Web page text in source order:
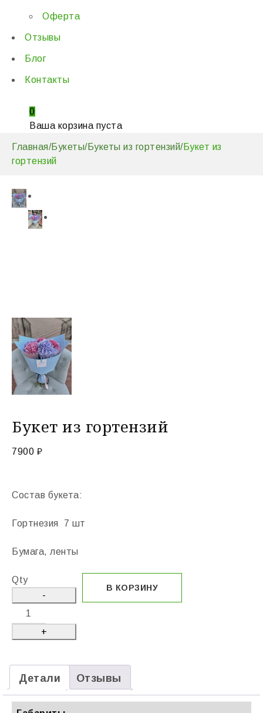
Оферта
Отзывы
Блог
Контакты
0
Ваша корзина пуста
Главная/Букеты/Букеты из гортензий/Букет из
гортензий
Букет из гортензий
7900 ₽
Состав букета:
Гортнезия 7 шт
Бумага, ленты
Qty
В КОРЗИНУ
Детали Отзывы